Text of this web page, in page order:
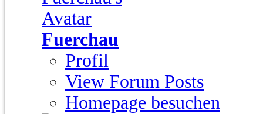
Fuerchau
Profil
View Forum Posts
Homepage besuchen